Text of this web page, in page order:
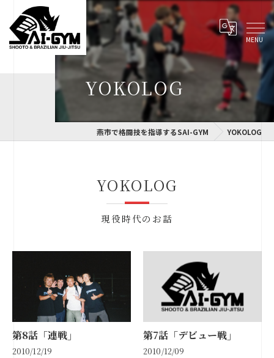
YOKOLOG
燕市で格闘技を指導するSAI-GYM YOKOLOG
YOKOLOG
現役時代のお話
第8話「連戦」
2010/12/19
第7話「デビュー戦」
2010/12/09